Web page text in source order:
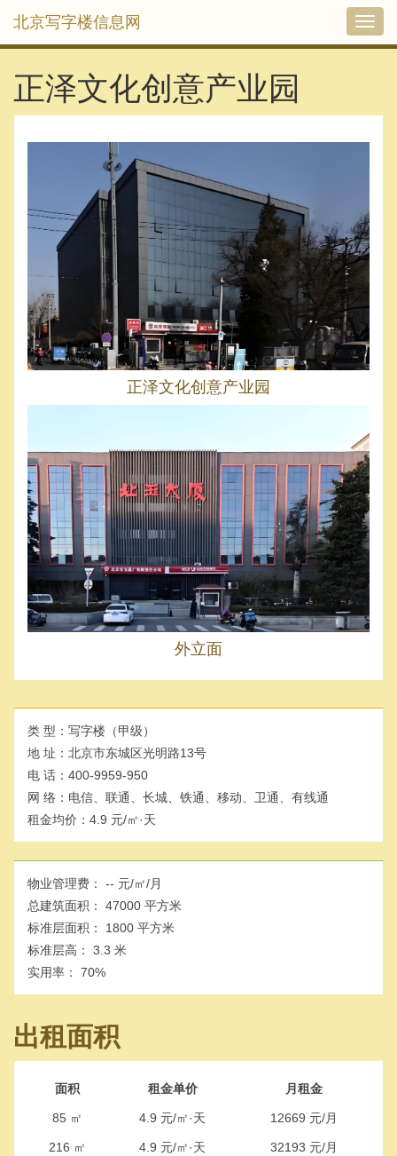
切
北京写字楼信息网
正泽文化创意产业园
正泽文化创意产业园
外立面
类 型： 写字楼（甲级）
地 址： 北京市东城区光明路13号
电 话： 400-9959-950
网 络： 电信、联通、长城、铁通、移动、卫通、有线通
租金均价： 4.9 元/㎡·天
物业管理费：
-- 元/㎡/月
总建筑面积：
47000 平方米
标准层面积：
1800 平方米
标准层高：
3.3 米
实用率：
70%
出租面积
面积 租金单价 月租金
85 ㎡ 4.9 元/㎡·天 12669 元/月
216 ㎡ 4.9 元/㎡·天 32193 元/月